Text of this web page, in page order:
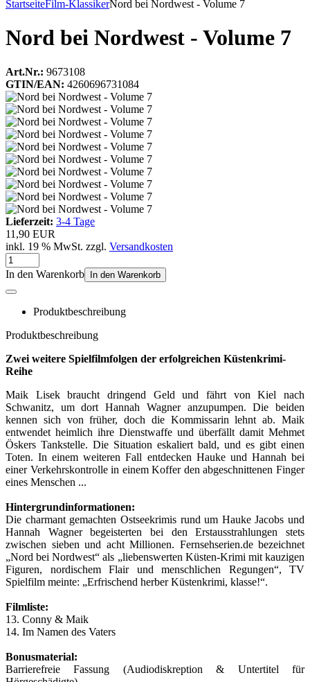
StartseiteFilm-KlassikerNord bei Nordwest - Volume 7
Nord bei Nordwest - Volume 7
Art.Nr.: 9673108
GTIN/EAN: 4260696731084
Lieferzeit: 3-4 Tage
11,90 EUR
inkl. 19 % MwSt. zzgl. Versandkosten
In den Warenkorb In den Warenkorb
Produktbeschreibung
Produktbeschreibung
Zwei weitere Spielfilmfolgen der erfolgreichen Küstenkrimi-
Reihe
Maik Lisek braucht dringend Geld und fährt von Kiel nach
Schwanitz, um dort Hannah Wagner anzupumpen. Die beiden
kennen sich von früher, doch die Kommissarin lehnt ab. Maik
entwendet heimlich ihre Dienstwaffe und überfällt damit Mehmet
Öskers Tankstelle. Die Situation eskaliert bald, und es gibt einen
Toten. In einem weiteren Fall entdecken Hauke und Hannah bei
einer Verkehrskontrolle in einem Koffer den abgeschnittenen Finger
eines Menschen ...
Hintergrundinformationen:
Die charmant gemachten Ostseekrimis rund um Hauke Jacobs und
Hannah Wagner begeisterten bei den Erstausstrahlungen stets
zwischen sieben und acht Millionen. Fernsehserien.de bezeichnet
„Nord bei Nordwest“ als „liebenswerten Küsten-Krimi mit kauzigen
Figuren, nordischem Flair und menschlichen Regungen“, TV
Spielfilm meinte: „Erfrischend herber Küstenkrimi, klasse!“.
Filmliste:
13. Conny & Maik
14. Im Namen des Vaters
Bonusmaterial:
Barrierefreie Fassung (Audiodiskreption & Untertitel für